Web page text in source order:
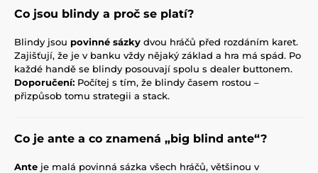
Co jsou blindy a proč se platí?
Blindy jsou povinné sázky dvou hráčů před rozdáním karet.
Zajišťují, že je v banku vždy nějaký základ a hra má spád. Po
každé handě se blindy posouvají spolu s dealer buttonem.
Doporučení: Počítej s tím, že blindy časem rostou –
přizpůsob tomu strategii a stack.
Co je ante a co znamená „big blind ante“?
Ante je malá povinná sázka všech hráčů, většinou v